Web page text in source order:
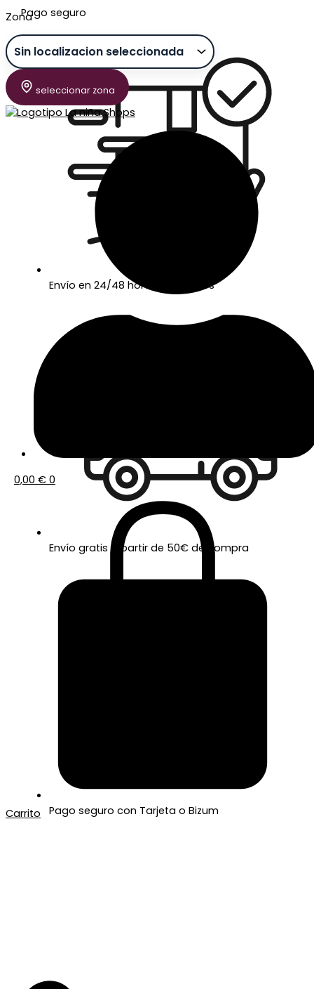
Zona
seleccionar zona
0,00 € 0
Carrito
Pago seguro
Envío en 24/48 horas laborables
Envío gratis a partir de 50€ de compra
Pago seguro con Tarjeta o Bizum